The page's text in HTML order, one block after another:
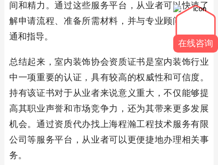
间和精力。通过这些服务平台，从业者可以快速了
解申请流程、准备所需材料，并与专业顾问进行沟
通和指导。
总结起来，室内装饰协会资质证书是室内装饰行业
中一项重要的认证，具有较高的权威性和可信度。
持有该证书对于从业者来说意义重大，不仅能够提
高其职业声誉和市场竞争力，还为其带来更多发展
机会。通过资质代办找上海程瀚工程技术服务有限
公司等服务平台，从业者可以更便捷地办理相关事
务。
在线咨询